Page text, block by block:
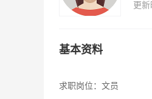
更
基本资料
求职岗位： 文员